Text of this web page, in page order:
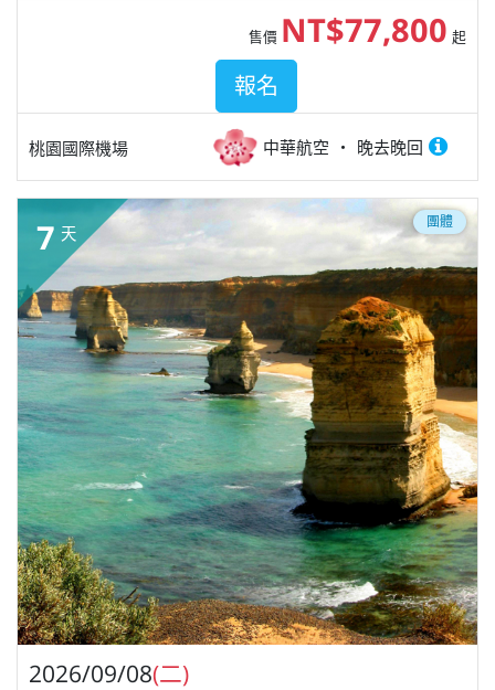
桃園國際機場 中華航空 晚去晚回
售價 NT$77,800 起
報名
7 天
團體
2026/09/08(二)